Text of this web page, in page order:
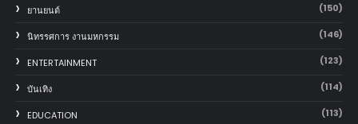
‎ยานยนต์‎ (150)
นิทรรศการ งานมหกรรม (146)
ENTERTAINMENT (123)
บันเทิง (114)
EDUCATION (113)